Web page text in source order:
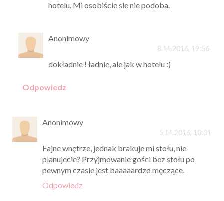
hotelu. Mi osobiście sie nie podoba.
Anonimowy
8.11.2016, 19:56
dokładnie ! ładnie, ale jak w hotelu :)
Odpowiedz
Anonimowy
5.11.2016, 10:01
Fajne wnętrze, jednak brakuje mi stołu, nie
planujecie? Przyjmowanie gości bez stołu po
pewnym czasie jest baaaaardzo męczące.
Odpowiedz